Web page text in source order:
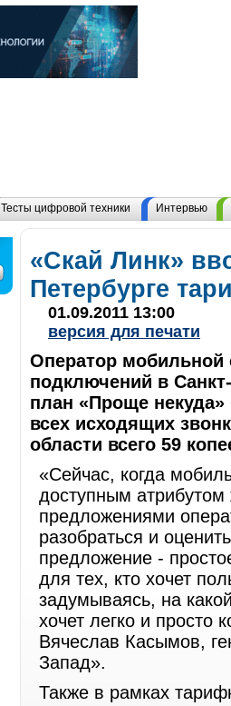
Тесты цифровой техники Интервью
«Скай Линк»
Петербурге
01.09.2011 13:00
версия для печати
Оператор мобильной
подключений в
план «Проще
всех исходящих
области всего 59
«Сейчас, когда
доступным
предложениями
разобраться и
предложение -
для тех, кто хочет
задумываясь, на
хочет легко и просто
Вячеслав Касымов,
Запад».
Также в рамках